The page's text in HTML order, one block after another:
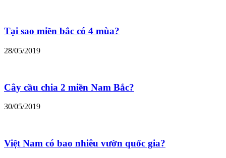
Tại sao miền bắc có 4 mùa?
28/05/2019
Cây cầu chia 2 miền Nam Bắc?
30/05/2019
Việt Nam có bao nhiêu vườn quốc gia?